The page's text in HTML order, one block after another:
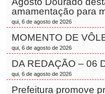
amamentação para
qui, 6 de agosto de 2026
MOMENTO DE
qui, 6 de agosto de 2026
DA REDAÇÃO – 06
qui, 6 de agosto de 2026
Prefeitura promove